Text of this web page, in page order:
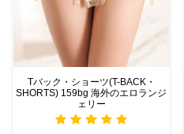
Tバック・ショーツ(T-BACK・
SHORTS) 159bg 海外のエロランジ
ェリー